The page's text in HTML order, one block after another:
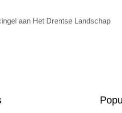
aan Het Drentse Landschap